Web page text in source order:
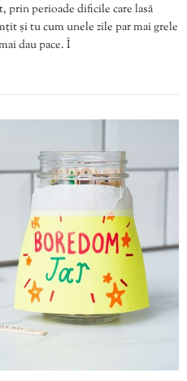
prin perioade dificile care lasă
și tu cum unele zile par mai grele
dau pace. Î